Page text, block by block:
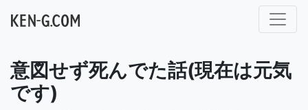
メインナビゲーション
意図せず死んでた話(現在は元気
です)